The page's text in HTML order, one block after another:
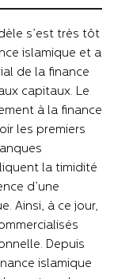
s’est très tôt
islamique et a
de la finance
capitaux. Le
à la finance
les premiers
la timidité
d’une
Ainsi, à ce jour,
Depuis
islamique